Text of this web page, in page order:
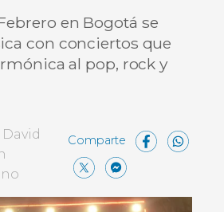
en Bogotá se
con conciertos que
al pop, rock y
X